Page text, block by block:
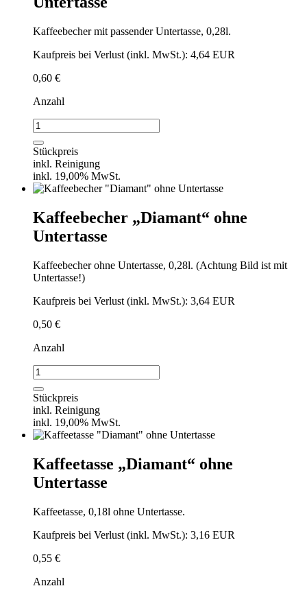
Kaffeebecher mit passender Untertasse, 0,28l.
Kaufpreis bei Verlust (inkl. MwSt.): 4,64 EUR
0,60 €
Anzahl
Kaffeebecher
"Diamant"
mit
Untertasse
Menge
Stückpreis
inkl. Reinigung
inkl. 19,00% MwSt.
Kaffeebecher „Diamant“ ohne
Untertasse
Kaffeebecher ohne Untertasse, 0,28l. (Achtung Bild ist mit
Untertasse!)
Kaufpreis bei Verlust (inkl. MwSt.): 3,64 EUR
0,50 €
Anzahl
Kaffeebecher
"Diamant"
ohne
Untertasse
Menge
Stückpreis
inkl. Reinigung
inkl. 19,00% MwSt.
Kaffeetasse „Diamant“ ohne
Untertasse
Kaffeetasse, 0,18l ohne Untertasse.
Kaufpreis bei Verlust (inkl. MwSt.): 3,16 EUR
0,55 €
Anzahl